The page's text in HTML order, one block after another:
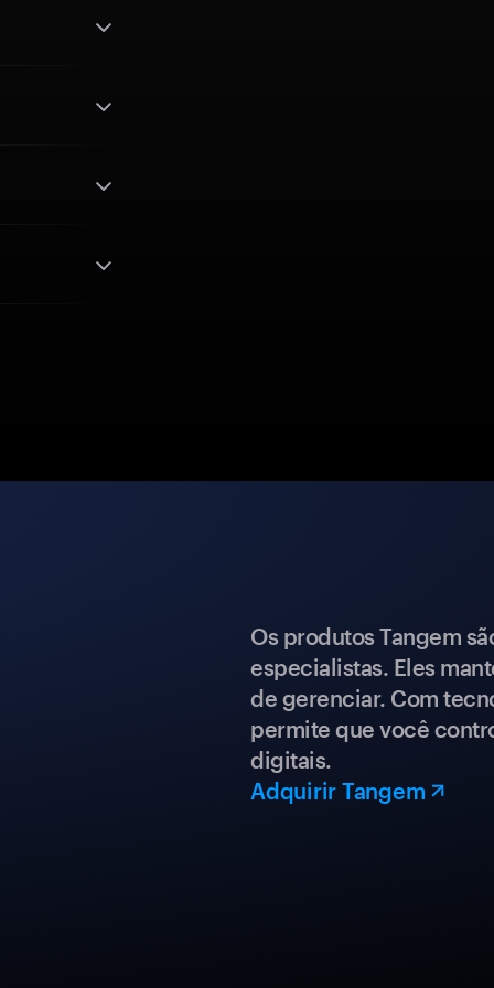
Os produtos Tangem
especialistas. Eles
de gerenciar. Com
permite que você
digitais.
Adquirir Tangem